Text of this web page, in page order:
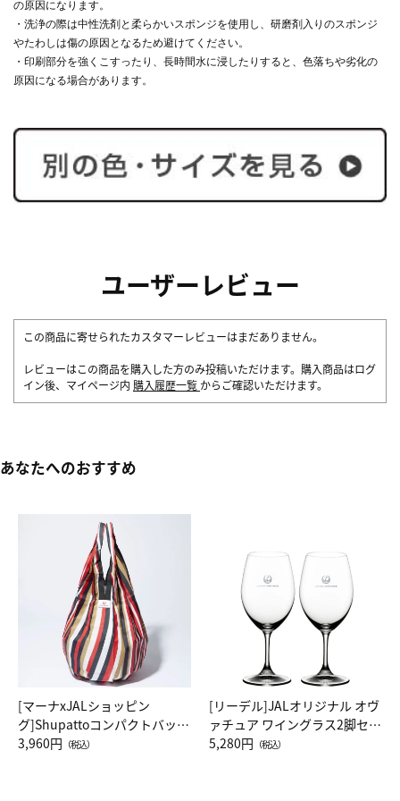
の原因になります。
・洗浄の際は中性洗剤と柔らかいスポンジを使用し、研磨剤入りのスポンジ
やたわしは傷の原因となるため避けてください。
・印刷部分を強くこすったり、長時間水に浸したりすると、色落ちや劣化の
原因になる場合があります。
ユーザーレビュー
この商品に寄せられたカスタマーレビューはまだありません。
レビューはこの商品を購入した方のみ投稿いただけます。購入商品はログ
イン後、マイページ内 購入履歴一覧 からご確認いただけます。
あなたへのおすすめ
[マーナxJALショッピン
グ]Shupattoコンパクトバッグ
Drop JAL客室乗務員（LC）ス
3,960円 （税込）
[リーデル]JALオリジナル オヴ
ァチュア ワイングラス2脚セッ
ト（レッドワイン）
5,280円 （税込）